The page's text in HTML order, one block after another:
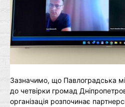
Зазначимо, що Павлоградська
до четвірки громад
організація розпочинає